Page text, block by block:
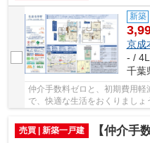
新築
京成
- /
千葉
仲介手数料ゼロと、初期費用
で、快適な生活をおくりましょ
売買 | 新築一戸建
【仲介手数料